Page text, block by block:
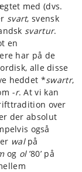
med (dvs.
svart, svensk
svartur.
en
har på de
alle disse
heddet *swartr,
-r. At vi kan
over
der absolut
også
walpå
og ol’80’ på